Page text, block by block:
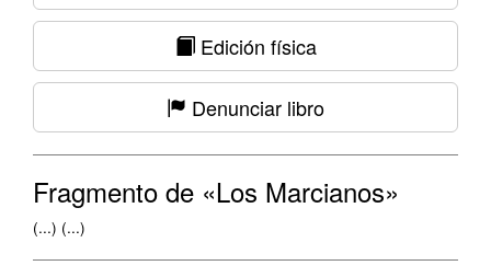
Edición física
Denunciar libro
Fragmento de «Los Marcianos»
(...) (...)